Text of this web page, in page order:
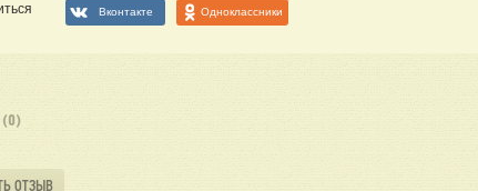
Вконтакте Одноклассники
(0)
ОТЗЫВ